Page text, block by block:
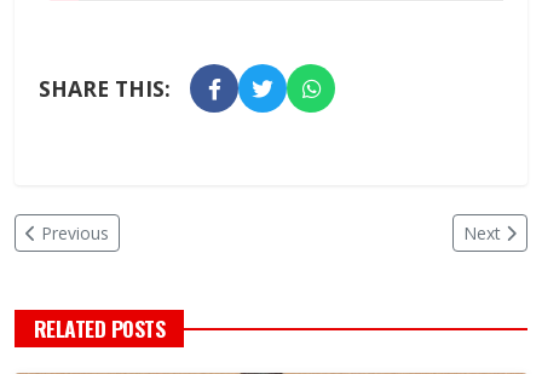
SHARE THIS:
Previous Next
RELATED POSTS